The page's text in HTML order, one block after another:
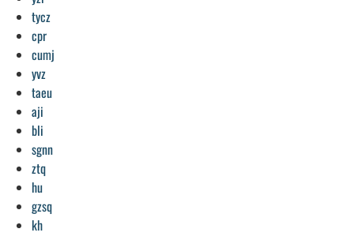
tycz
cpr
cumj
yvz
taeu
aji
bli
sgnn
ztq
hu
gzsq
kh